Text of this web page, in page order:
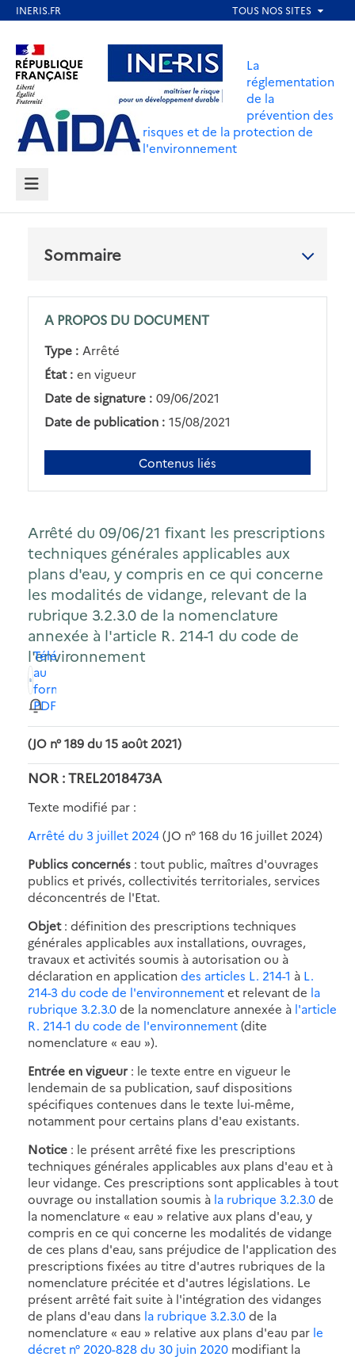
contenu
principal
Aller au contenu Aller au menu
Aller au pied de page
La
réglementation
de la
prévention des
risques et de la protection de
l'environnement
MENU
A PROPOS DU DOCUMENT
Type : Arrêté
État : en vigueur
Date de signature : 09/06/2021
Date de publication : 15/08/2021
Contenus liés
Sommaire
Arrêté du 09/06/21 fixant les prescriptions
techniques générales applicables aux
plans d'eau, y compris en ce qui concerne
les modalités de vidange, relevant de la
rubrique 3.2.3.0 de la nomenclature
annexée à l'article R. 214-1 du code de
l'environnement
Télécharger
au
format
PDF
(JO n° 189 du 15 août 2021)
NOR : TREL2018473A
Texte modifié par :
Arrêté du 3 juillet 2024(JO n° 168 du 16 juillet 2024)
Publics concernés : tout public, maîtres d'ouvrages
publics et privés, collectivités territoriales, services
déconcentrés de l'Etat.
Objet: définition des prescriptions techniques
générales applicables aux installations, ouvrages,
travaux et activités soumis à autorisation ou à
déclaration en application des articles L. 214-1 à L.
214-3 du code de l'environnementet relevant de la
rubrique 3.2.3.0de la nomenclature annexée à l'article
R. 214-1 du code de l'environnement(dite
nomenclature « eau »).
Entrée en vigueur : le texte entre en vigueur le
lendemain de sa publication, sauf dispositions
spécifiques contenues dans le texte lui-même,
notamment pour certains plans d'eau existants.
Notice : le présent arrêté fixe les prescriptions
techniques générales applicables aux plans d'eau et à
leur vidange. Ces prescriptions sont applicables à tout
ouvrage ou installation soumis à la rubrique 3.2.3.0de
la nomenclature « eau » relative aux plans d'eau, y
compris en ce qui concerne les modalités de vidange
de ces plans d'eau, sans préjudice de l'application des
prescriptions fixées au titre d'autres rubriques de la
nomenclature précitée et d'autres législations. Le
présent arrêté fait suite à l'intégration des vidanges
de plans d'eau dans la rubrique 3.2.3.0de la
nomenclature « eau » relative aux plans d'eau par le
décret n° 2020-828 du 30 juin 2020 modifiant la